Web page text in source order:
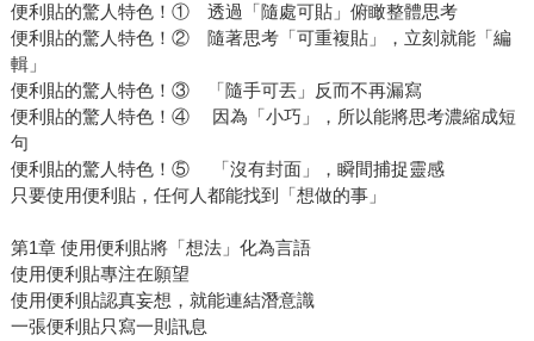
便利貼的驚人特色！① 透過「隨處可貼」俯瞰整體思考
便利貼的驚人特色！② 隨著思考「可重複貼」，立刻就能「編
輯」
便利貼的驚人特色！③ 「隨手可丟」反而不再漏寫
便利貼的驚人特色！④ 因為「小巧」，所以能將思考濃縮成短
句
便利貼的驚人特色！⑤ 「沒有封面」，瞬間捕捉靈感
只要使用便利貼，任何人都能找到「想做的事」
第1章 使用便利貼將「想法」化為言語
使用便利貼專注在願望
使用便利貼認真妄想，就能連結潛意識
一張便利貼只寫一則訊息